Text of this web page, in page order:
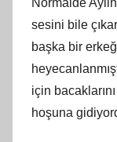
sesini bile
başka bir
için
hoşuna